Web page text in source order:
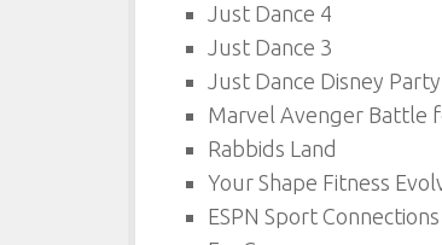
Just Dance 4
Just Dance 3
Just Dance Disney Party
Marvel Avenger Battle
Rabbids Land
Your Shape Fitness
ESPN Sport Connections